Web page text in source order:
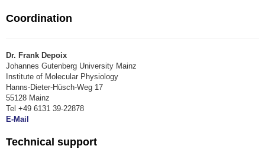
Coordination
Dr. Frank Depoix
Johannes Gutenberg University Mainz
Institute of Molecular Physiology
Hanns-Dieter-Hüsch-Weg 17
55128 Mainz
Tel +49 6131 39-22878
E-Mail
Technical support